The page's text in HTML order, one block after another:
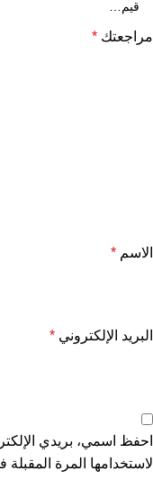
مراجعتك *
الاسم *
البريد الإلكتروني *
احفظ اسمي، بريدي
لاستخدامها المرة المقبلة